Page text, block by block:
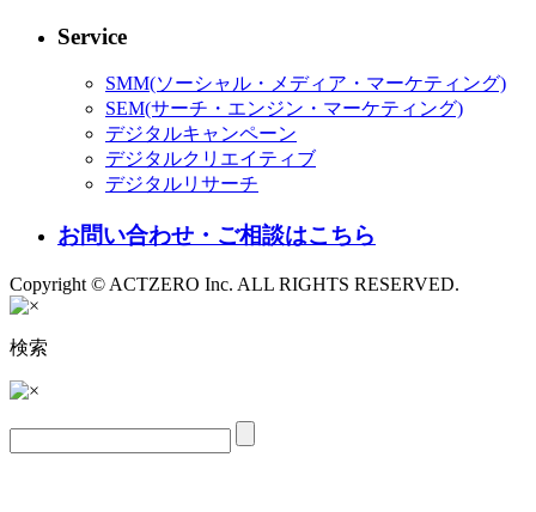
Service
SMM(ソーシャル・メディア・マーケティング)
SEM(サーチ・エンジン・マーケティング)
デジタルキャンペーン
デジタルクリエイティブ
デジタルリサーチ
お問い合わせ・ご相談はこちら
Copyright © ACTZERO Inc. ALL RIGHTS RESERVED.
検索